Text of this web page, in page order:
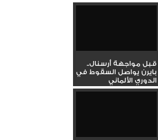
قبل مواجهة أرسنال..
بايرن يواصل السقوط في
الدوري الألماني